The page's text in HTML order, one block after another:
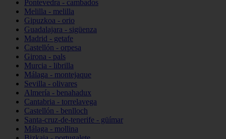
Pontevedra - cambados
Melilla - melilla
Gipuzkoa - orio
Guadalajara - sigüenza
Madrid - getafe
Castellón - orpesa
Girona - pals
Murcia - librilla
Málaga - montejaque
Sevilla - olivares
Almería - benahadux
Cantabria - torrelavega
Castellón - benlloch
Santa-cruz-de-tenerife - güímar
Málaga - mollina